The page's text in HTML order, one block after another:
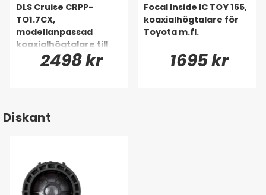
DLS Cruise CRPP-
TO1.7CX,
modellanpassad
koaxialhögtalare till
Toyota, Lexus & många
2498 kr
Focal Inside IC TOY 165,
koaxialhögtalare för
Toyota m.fl.
1695 kr
Diskant